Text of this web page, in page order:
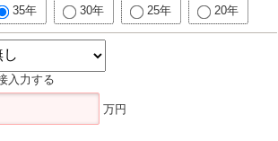
35年 30年 25年 20年
入力する
万円